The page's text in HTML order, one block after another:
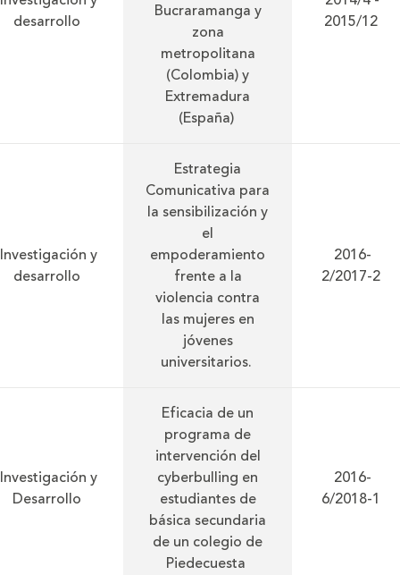
desarrollo
Bucraramanga y
zona
metropolitana
(Colombia) y
Extremadura
(España)
2015/12
Investigación y
desarrollo
Estrategia
Comunicativa para
la sensibilización y
el
empoderamiento
frente a la
violencia contra
las mujeres en
jóvenes
universitarios.
2016-
2/2017-2
Investigación y
Desarrollo
Eficacia de un
programa de
intervención del
cyberbulling en
estudiantes de
básica secundaria
de un colegio de
Piedecuesta
2016-
6/2018-1